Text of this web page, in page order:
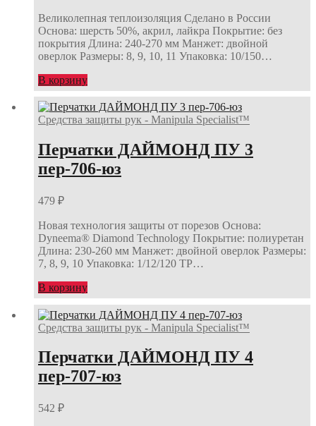
Великолепная теплоизоляция Сделано в России
Основа: шерсть 50%, акрил, лайкра Покрытие: без
покрытия Длина: 240-270 мм Манжет: двойной
оверлок Размеры: 8, 9, 10, 11 Упаковка: 10/150…
В корзину
Средства защиты рук - Manipula Specialist™
Перчатки ДАЙМОНД ПУ 3
пер-706-юз
479 ₽
Новая технология защиты от порезов Основа:
Dyneema® Diamond Technology Покрытие: полиуретан
Длина: 230-260 мм Манжет: двойной оверлок Размеры:
7, 8, 9, 10 Упаковка: 1/12/120 ТР…
В корзину
Средства защиты рук - Manipula Specialist™
Перчатки ДАЙМОНД ПУ 4
пер-707-юз
542 ₽